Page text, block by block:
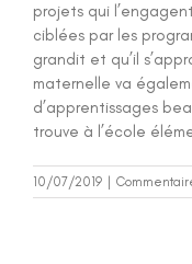
projets qui
ciblées par les
grandit et qu’il
maternelle va
d’apprentissages
trouve à l’école
10/07/2019